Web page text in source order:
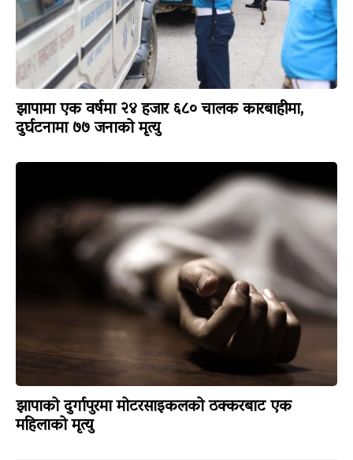
झापामा एक वर्षमा २४ हजार ६८० चालक कारबाहीमा,
दुर्घटनामा ७७ जनाको मृत्यु
झापाको दुर्गापुरमा मोटरसाइकलको ठक्करबाट एक
महिलाको मृत्यु